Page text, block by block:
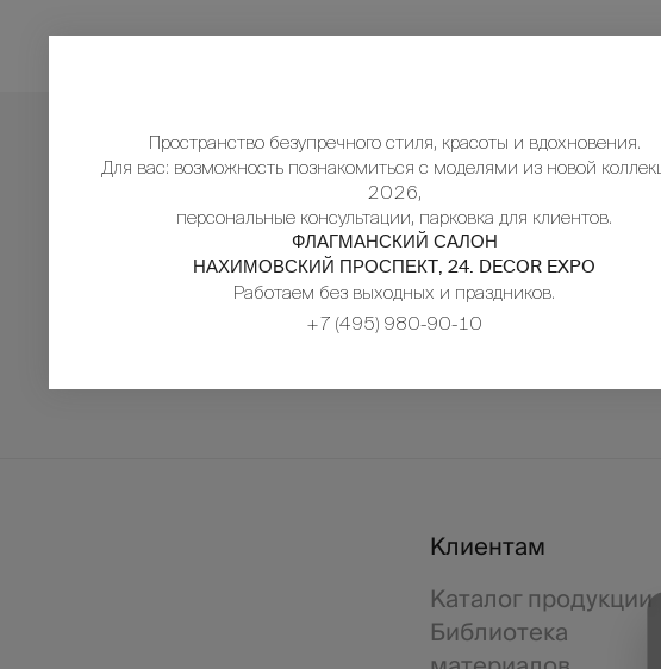
+7
Клиентам
Каталог продукции
Библиотека
Пространство безупречного стиля, красоты и вдохновения.
Для вас: возможность познакомиться с моделями из новой
2026,
персональные консультации, парковка для клиентов.
ФЛАГМАНСКИЙ САЛОН
НАХИМОВСКИЙ ПРОСПЕКТ, 24. DECOR EXPO
Работаем без выходных и праздников.
+7 (495) 980-90-10